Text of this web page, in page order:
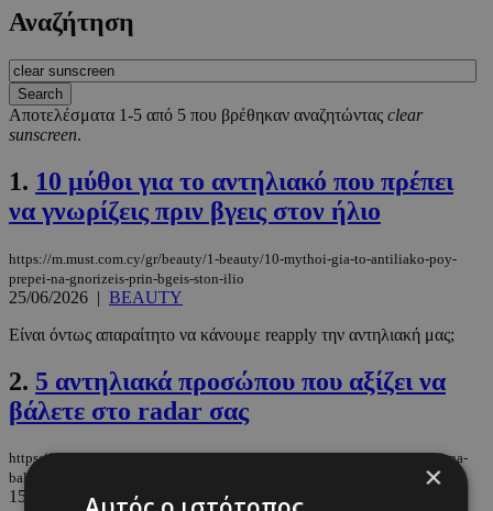
Αναζήτηση
Αποτελέσματα 1-5 από 5 που βρέθηκαν αναζητώντας clear
sunscreen.
1. 10 μύθοι για το αντηλιακό που πρέπει
να γνωρίζεις πριν βγεις στον ήλιο
https://m.must.com.cy/gr/beauty/1-beauty/10-mythoi-gia-to-antiliako-poy-
prepei-na-gnorizeis-prin-bgeis-ston-ilio
25/06/2026 | BEAUTY
Είναι όντως απαραίτητο να κάνουμε reapply την αντηλιακή μας;
2. 5 αντηλιακά προσώπου που αξίζει να
βάλετε στο radar σας
https://m.must.com.cy/gr/beauty/health/5-antiliaka-proswpoy-poy-axizei-na-
balete-sto-radar-sas
15/05/2026 |
HEALTH
×